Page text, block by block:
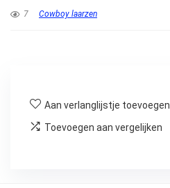
7 Cowboy laarzen
Aan verlanglijstje toevoegen
Toevoegen aan vergelijken